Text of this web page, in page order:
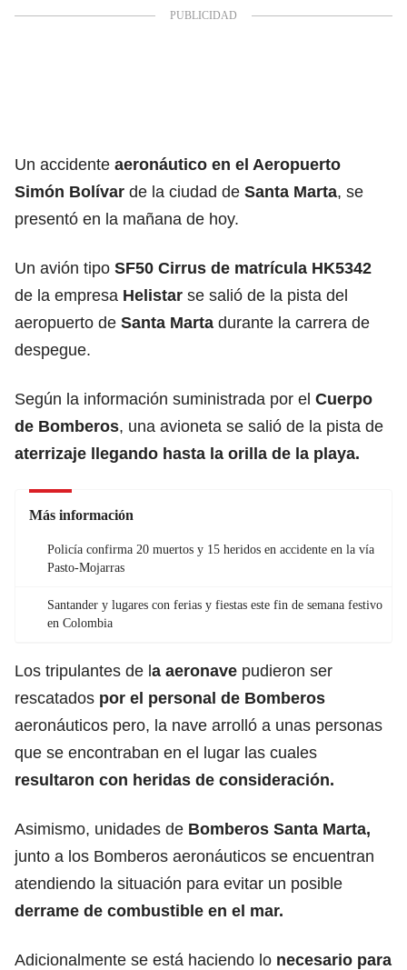
Un accidente aeronáutico en el Aeropuerto
Simón Bolívar de la ciudad de Santa Marta, se
presentó en la mañana de hoy.
Un avión tipo SF50 Cirrus de matrícula HK5342
de la empresa Helistar se salió de la pista del
aeropuerto de Santa Marta durante la carrera de
despegue.
Según la información suministrada por el Cuerpo
de Bomberos, una avioneta se salió de la pista de
aterrizaje llegando hasta la orilla de la playa.
Más información
Policía confirma 20 muertos y 15 heridos en accidente en la vía
Pasto-Mojarras
Santander y lugares con ferias y fiestas este fin de semana festivo
en Colombia
Los tripulantes de la aeronave pudieron ser
rescatados por el personal de Bomberos
aeronáuticos pero, la nave arrolló a unas personas
que se encontraban en el lugar las cuales
resultaron con heridas de consideración.
Asimismo, unidades de Bomberos Santa Marta,
junto a los Bomberos aeronáuticos se encuentran
atendiendo la situación para evitar un posible
derrame de combustible en el mar.
Adicionalmente se está haciendo lo necesario para